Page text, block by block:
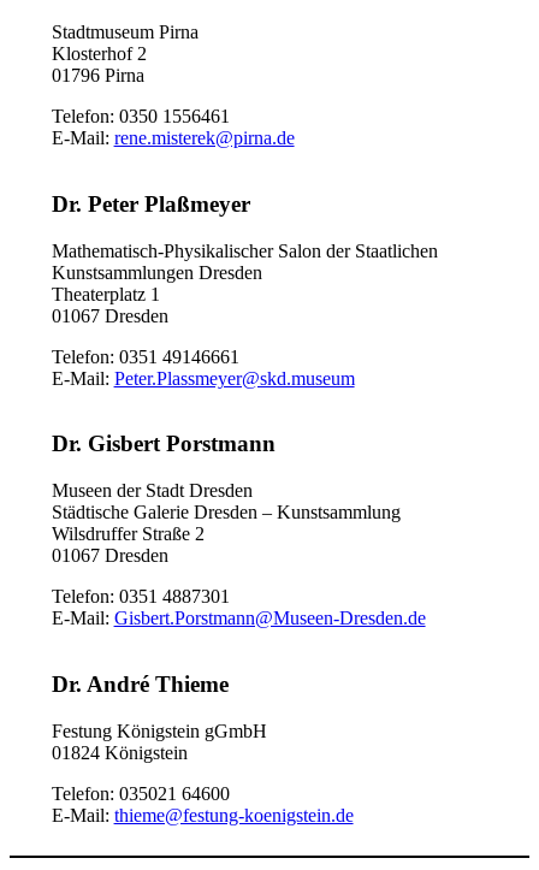
Stadtmuseum Pirna
Klosterhof 2
01796 Pirna
Telefon: 0350 1556461
E-Mail: rene.misterek@pirna.de
Dr. Peter Plaßmeyer
Mathematisch-Physikalischer Salon der Staatlichen
Kunstsammlungen Dresden
Theaterplatz 1
01067 Dresden
Telefon: 0351 49146661
E-Mail: Peter.Plassmeyer@skd.museum
Dr. Gisbert Porstmann
Museen der Stadt Dresden
Städtische Galerie Dresden – Kunstsammlung
Wilsdruffer Straße 2
01067 Dresden
Telefon: 0351 4887301
E-Mail: Gisbert.Porstmann@Museen-Dresden.de
Dr. André Thieme
Festung Königstein gGmbH
01824 Königstein
Telefon: 035021 64600
E-Mail: thieme@festung-koenigstein.de